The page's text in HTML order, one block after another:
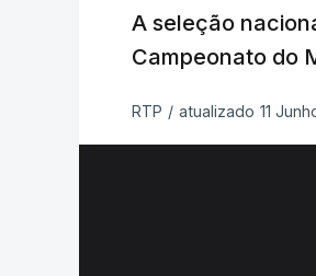
A seleção
Campeonato do
RTP / atualizado 11